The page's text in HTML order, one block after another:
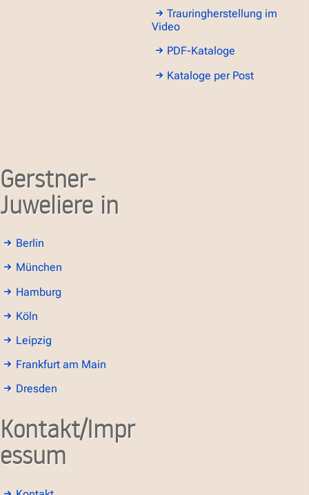
Trauringherstellung im
Video
PDF-Kataloge
Kataloge per Post
Gerstner-
Juweliere in
Berlin
München
Hamburg
Köln
Leipzig
Frankfurt am Main
Dresden
Kontakt/Impr
essum